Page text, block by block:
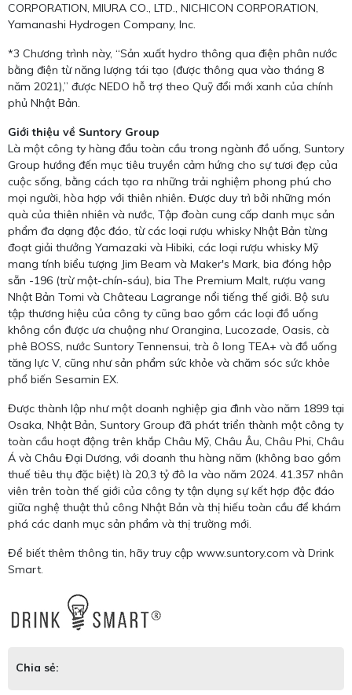
CORPORATION, MIURA CO., LTD., NICHICON CORPORATION,
Yamanashi Hydrogen Company, Inc.
*3 Chương trình này, “Sản xuất hydro thông qua điện phân nước
bằng điện từ năng lượng tái tạo (được thông qua vào tháng 8
năm 2021),” được NEDO hỗ trợ theo Quỹ đổi mới xanh của chính
phủ Nhật Bản.
Giới thiệu về Suntory Group
Là một công ty hàng đầu toàn cầu trong ngành đồ uống, Suntory
Group hướng đến mục tiêu truyền cảm hứng cho sự tươi đẹp của
cuộc sống, bằng cách tạo ra những trải nghiệm phong phú cho
mọi người, hòa hợp với thiên nhiên. Được duy trì bởi những món
quà của thiên nhiên và nước, Tập đoàn cung cấp danh mục sản
phẩm đa dạng độc đáo, từ các loại rượu whisky Nhật Bản từng
đoạt giải thưởng Yamazaki và Hibiki, các loại rượu whisky Mỹ
mang tính biểu tượng Jim Beam và Maker's Mark, bia đóng hộp
sẵn -196 (trừ một-chín-sáu), bia The Premium Malt, rượu vang
Nhật Bản Tomi và Château Lagrange nổi tiếng thế giới. Bộ sưu
tập thương hiệu của công ty cũng bao gồm các loại đồ uống
không cồn được ưa chuộng như Orangina, Lucozade, Oasis, cà
phê BOSS, nước Suntory Tennensui, trà ô long TEA+ và đồ uống
tăng lực V, cũng như sản phẩm sức khỏe và chăm sóc sức khỏe
phổ biến Sesamin EX.
Được thành lập như một doanh nghiệp gia đình vào năm 1899 tại
Osaka, Nhật Bản, Suntory Group đã phát triển thành một công ty
toàn cầu hoạt động trên khắp Châu Mỹ, Châu Âu, Châu Phi, Châu
Á và Châu Đại Dương, với doanh thu hàng năm (không bao gồm
thuế tiêu thụ đặc biệt) là 20,3 tỷ đô la vào năm 2024. 41.357 nhân
viên trên toàn thế giới của công ty tận dụng sự kết hợp độc đáo
giữa nghệ thuật thủ công Nhật Bản và thị hiếu toàn cầu để khám
phá các danh mục sản phẩm và thị trường mới.
Để biết thêm thông tin, hãy truy cập www.suntory.com và Drink
Smart.
Chia sẻ: